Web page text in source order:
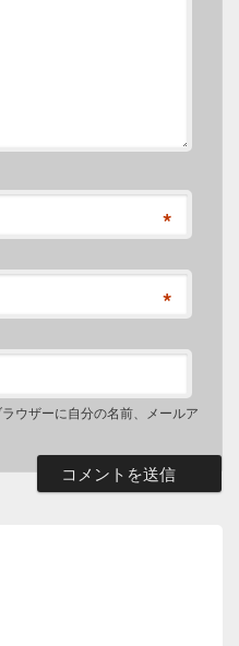
*
*
ウザーに自分の名前、メールア